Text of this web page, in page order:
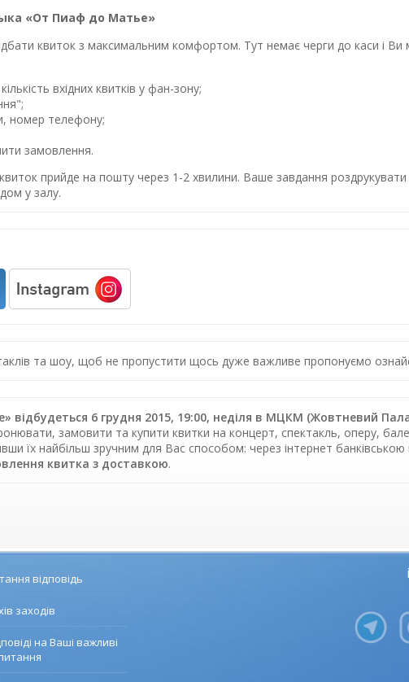
«От Пиаф до Матье»
квиток з максимальним комфортом. Тут немає черги до каси і
вхідних квитків у фан-зону;
номер телефону;
замовлення.
прийде на пошту через 1-2 хвилини. Ваше завдання
у залу.
та шоу, щоб не пропустити щось дуже важливе пропонуємо
6 грудня 2015, 19:00, неділя в МЦКМ (Жовтневий
замовити та купити квитки на концерт, спектакль, оперу,
їх найбільш зручним для Вас способом: через інтернет
квитка з доставкою.
відповідь
заходів
на Ваші важливі